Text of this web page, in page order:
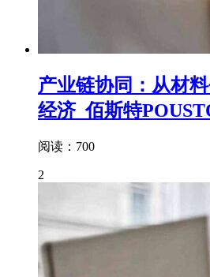
产业链协同：从材
经济_佰斯特
阅读：700
2